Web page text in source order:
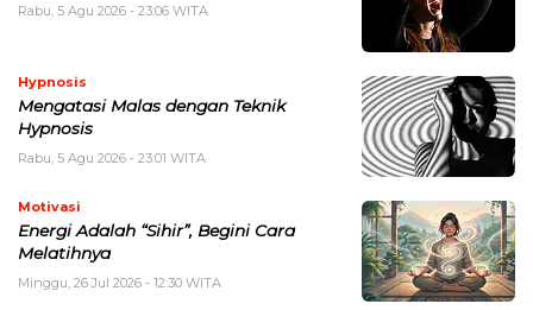
Rabu, 5 Agu 2026 - 23:06 WITA
Hypnosis
Mengatasi Malas dengan Teknik
Hypnosis
Rabu, 5 Agu 2026 - 23:01 WITA
Motivasi
Energi Adalah “Sihir”, Begini Cara
Melatihnya
Minggu, 26 Jul 2026 - 12:30 WITA